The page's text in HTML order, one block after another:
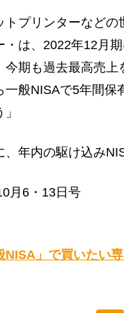
トプリンターなど
は、2022年12月
今期も過去最高売
一般NISAで5年間
年内の駆け込み
月6・13日号
NISA」で買いたい